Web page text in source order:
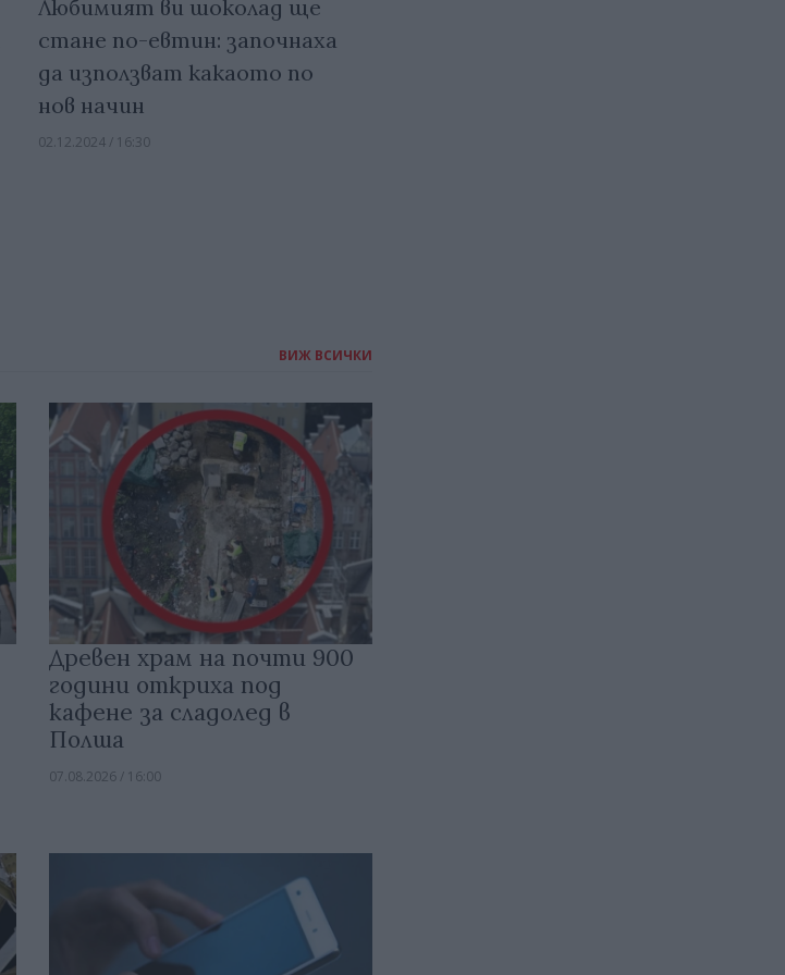
Любимият ви шоколад ще
стане по-евтин: започнаха
да използват какаото по
нов начин
02.12.2024 / 16:30
ВИЖ ВСИЧКИ
Древен храм на почти 900
години откриха под
кафене за сладолед в
Полша
07.08.2026 / 16:00